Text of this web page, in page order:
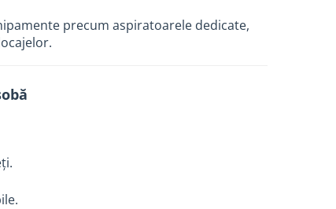
precum aspiratoarele dedicate,